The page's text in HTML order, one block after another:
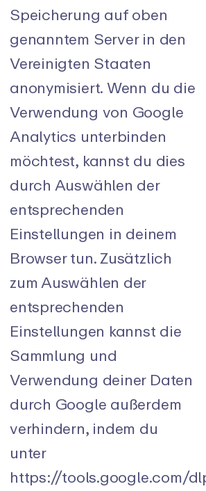
Speicherung auf oben
genanntem Server in den
Vereinigten Staaten
anonymisiert. Wenn du die
Verwendung von Google
Analytics unterbinden
möchtest, kannst du dies
durch Auswählen der
entsprechenden
Einstellungen in deinem
Browser tun. Zusätzlich
zum Auswählen der
entsprechenden
Einstellungen kannst die
Sammlung und
Verwendung deiner Daten
durch Google außerdem
verhindern, indem du
unter
https://tools.google.com/